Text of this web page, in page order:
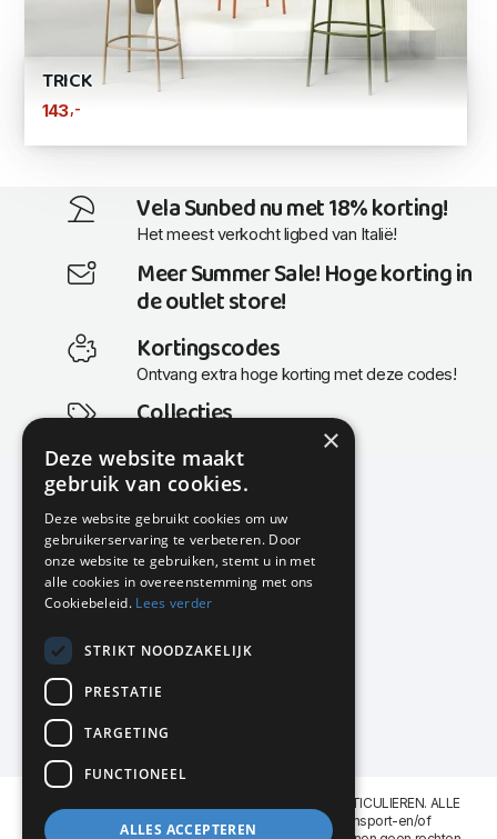
TRICK
143,-
Vela Sunbed nu met 18% korting!
Het meest verkocht ligbed van Italië!
Meer Summer Sale! Hoge korting in
de outlet store!
Kortingscodes
Ontvang extra hoge korting met deze codes!
Collecties
Actuele en populaire collecties
KMP Kantoormeubilair
Airport Business Park
Frankfurtstraat 29-31
1175 RH Lijnden
020-617 01 26
info@kmpkantoormeubilair.nl
Facebook
Instagram
KMP Kantoormeubilair levert aan BEDRIJVEN en PARTICULIEREN. ALLE
GENOEMDE PRIJZEN ZIJN EXCL. 21% B.T.W. Transport-en/of
×
Deze website maakt
gebruik van cookies.
Deze website gebruikt cookies om uw
gebruikerservaring te verbeteren. Door
onze website te gebruiken, stemt u in met
alle cookies in overeenstemming met ons
Cookiebeleid. Lees verder
STRIKT NOODZAKELIJK
PRESTATIE
TARGETING
FUNCTIONEEL
ALLES ACCEPTEREN